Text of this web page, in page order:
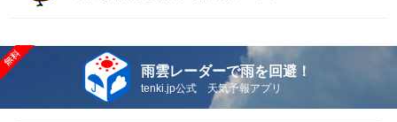
雨雲レーダーで雨を回避！
tenki.jp公式 天気予報アプリ